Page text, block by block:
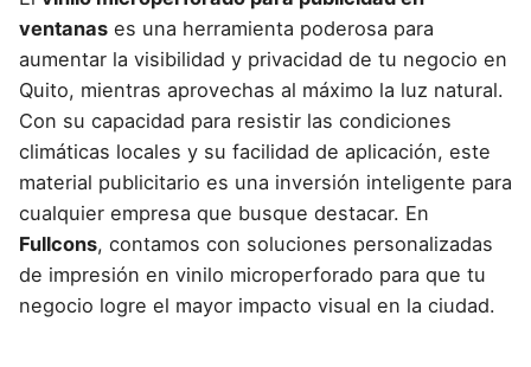
ventanas es una herramienta poderosa para
aumentar la visibilidad y privacidad de tu negocio en
Quito, mientras aprovechas al máximo la luz natural.
Con su capacidad para resistir las condiciones
climáticas locales y su facilidad de aplicación, este
material publicitario es una inversión inteligente para
cualquier empresa que busque destacar. En
Fullcons, contamos con soluciones personalizadas
de impresión en vinilo microperforado para que tu
negocio logre el mayor impacto visual en la ciudad.